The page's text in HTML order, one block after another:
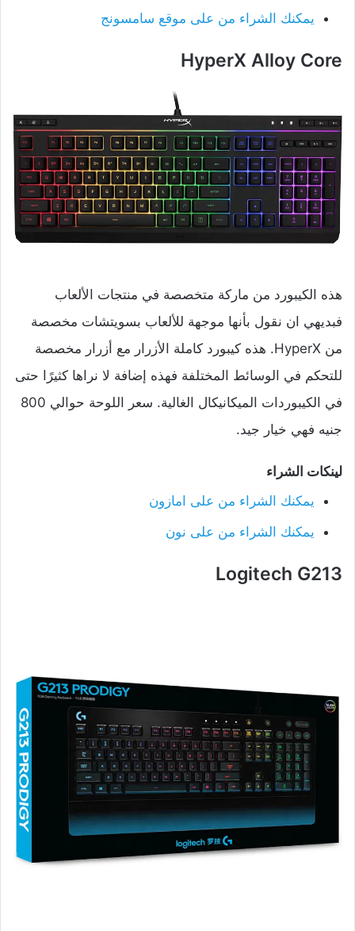
يمكنك الشراء من على موقع سامسونج
HyperX Alloy Core
هذه الكيبورد من ماركة متخصصة في منتجات الألعاب
فبديهي ان نقول بأنها موجهة للألعاب بسويتشات مخصصة
من HyperX. هذه كيبورد كاملة الأزرار مع أزرار مخصصة
للتحكم في الوسائط المختلفة فهذه إضافة لا نراها كثيرًا حتى
في الكيبوردات الميكانيكال الغالية. سعر اللوحة حوالي 800
جنيه فهي خيار جيد.
لينكات الشراء
يمكنك الشراء من على امازون
يمكنك الشراء من على نون
Logitech G213